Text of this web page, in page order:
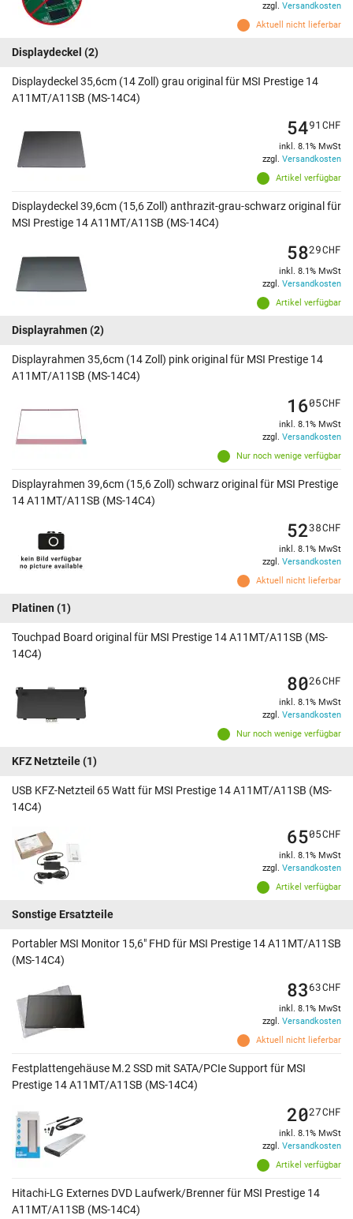
Aktuell nicht lieferbar
zzgl. Versandkosten
Displaydeckel (2)
Displaydeckel 35,6cm (14 Zoll) grau original für MSI Prestige 14
A11MT/A11SB (MS-14C4)
Artikel verfügbar
5491 CHF
inkl. 8.1% MwSt
zzgl. Versandkosten
Displaydeckel 39,6cm (15,6 Zoll) anthrazit-grau-schwarz original für
MSI Prestige 14 A11MT/A11SB (MS-14C4)
Artikel verfügbar
5829CHF
inkl. 8.1% MwSt
zzgl. Versandkosten
Displayrahmen (2)
Displayrahmen 35,6cm (14 Zoll) pink original für MSI Prestige 14
A11MT/A11SB (MS-14C4)
Nur noch wenige verfügbar
1605CHF
inkl. 8.1% MwSt
zzgl. Versandkosten
Displayrahmen 39,6cm (15,6 Zoll) schwarz original für MSI Prestige
14 A11MT/A11SB (MS-14C4)
Aktuell nicht lieferbar
5238CHF
inkl. 8.1% MwSt
zzgl. Versandkosten
Platinen (1)
Touchpad Board original für MSI Prestige 14 A11MT/A11SB (MS-
14C4)
Nur noch wenige verfügbar
8026CHF
inkl. 8.1% MwSt
zzgl. Versandkosten
KFZ Netzteile(1)
USB KFZ-Netzteil 65 Watt für MSI Prestige 14 A11MT/A11SB (MS-
14C4)
Artikel verfügbar
6505CHF
inkl. 8.1% MwSt
zzgl. Versandkosten
Sonstige Ersatzteile
Portabler MSI Monitor 15,6" FHD für MSI Prestige 14 A11MT/A11SB
(MS-14C4)
Aktuell nicht lieferbar
8363CHF
inkl. 8.1% MwSt
zzgl. Versandkosten
Festplattengehäuse M.2 SSD mit SATA/PCIe Support für MSI
Prestige 14 A11MT/A11SB (MS-14C4)
Artikel verfügbar
2027CHF
inkl. 8.1% MwSt
zzgl. Versandkosten
Hitachi-LG Externes DVD Laufwerk/Brenner für MSI Prestige 14
A11MT/A11SB (MS-14C4)